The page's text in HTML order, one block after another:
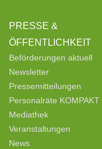
PRESSE &
ÖFFENTLICHKEIT
Beförderungen aktuell
Newsletter
Pressemitteilungen
Personalräte KOMPAKT
Mediathek
Veranstaltungen
News